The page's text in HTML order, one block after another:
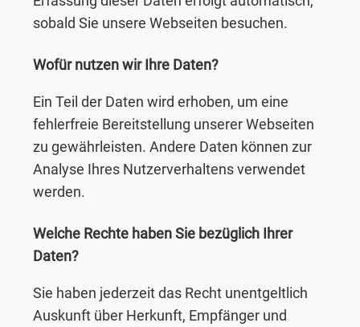
sobald Sie unsere Webseiten besuchen.
Wofür nutzen wir Ihre Daten?
Ein Teil der Daten wird erhoben, um eine
fehlerfreie Bereitstellung unserer Webseiten
zu gewährleisten. Andere Daten können zur
Analyse Ihres Nutzerverhaltens verwendet
werden.
Welche Rechte haben Sie bezüglich Ihrer
Daten?
Sie haben jederzeit das Recht unentgeltlich
Auskunft über Herkunft, Empfänger und